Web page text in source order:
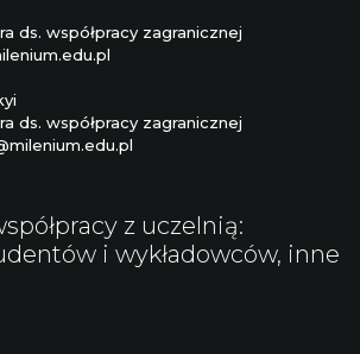
ds. współpracy zagranicznej
ds. współpracy zagranicznej
z uczelnią:
i wykładowców, inne